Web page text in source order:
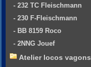
- 232 TC Fleischmann
- 230 F-Fleischmann
- BB 8159 Roco
- 2NNG Jouef
Atelier locos vagons